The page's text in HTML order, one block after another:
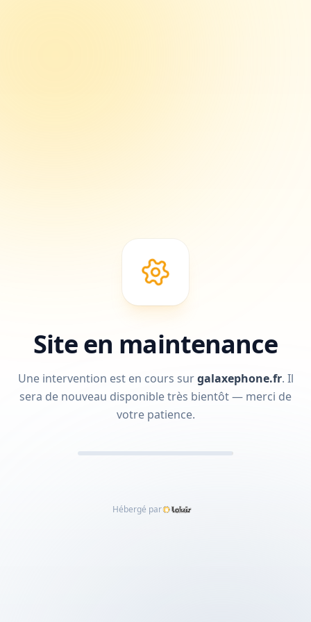
Site en maintenance
Une intervention est en cours surgalaxephone.fr. Il
sera de nouveau disponible très bientôt — merci de
votre patience.
Hébergé par